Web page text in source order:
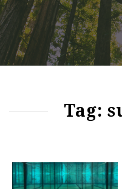
Tag: